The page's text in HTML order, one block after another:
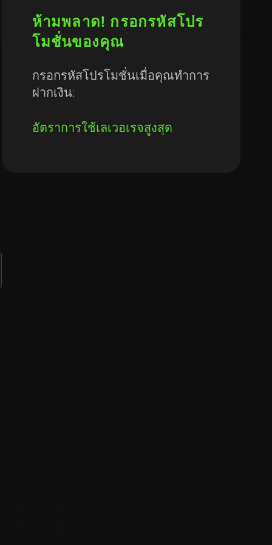
ห้ามพลาด! กรอกรหัสโปร
โมชั่นของคุณ
กรอกรหัสโปรโมชั่นเมื่อคุณทำการ
ฝากเงิน:
อัตราการใช้เลเวอเรจสูงสุด